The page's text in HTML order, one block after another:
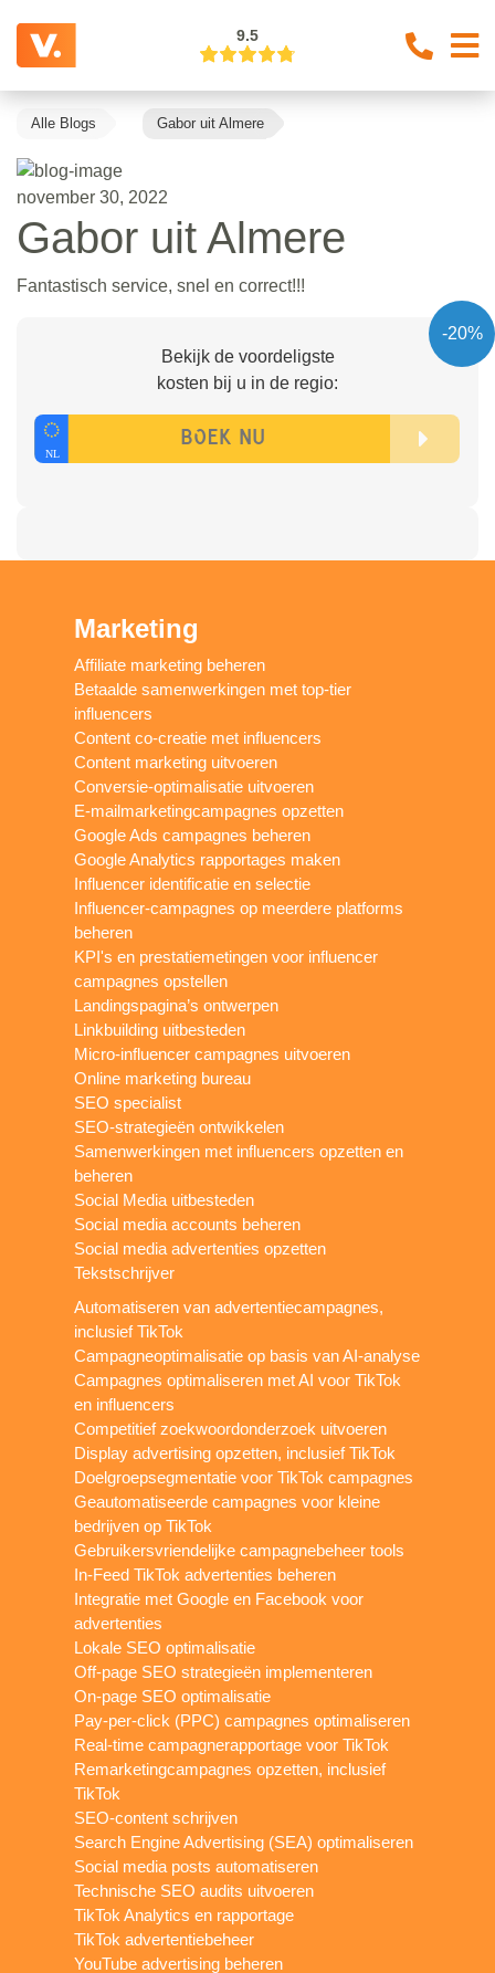
9.5
Alle Blogs Gabor uit Almere
november 30, 2022
Gabor uit Almere
Fantastisch service, snel en correct!!!
-20%
Bekijk de voordeligste
kosten bij u in de regio:
Marketing
Affiliate marketing beheren
Betaalde samenwerkingen met top-tier
influencers
Content co-creatie met influencers
Content marketing uitvoeren
Conversie-optimalisatie uitvoeren
E-mailmarketingcampagnes opzetten
Google Ads campagnes beheren
Google Analytics rapportages maken
Influencer identificatie en selectie
Influencer-campagnes op meerdere platforms
beheren
KPI's en prestatiemetingen voor influencer
campagnes opstellen
Landingspagina’s ontwerpen
Linkbuilding uitbesteden
Micro-influencer campagnes uitvoeren
Online marketing bureau
SEO specialist
SEO-strategieën ontwikkelen
Samenwerkingen met influencers opzetten en
beheren
Social Media uitbesteden
Social media accounts beheren
Social media advertenties opzetten
Tekstschrijver
Automatiseren van advertentiecampagnes,
inclusief TikTok
Campagneoptimalisatie op basis van AI-analyse
Campagnes optimaliseren met AI voor TikTok
en influencers
Competitief zoekwoordonderzoek uitvoeren
Display advertising opzetten, inclusief TikTok
Doelgroepsegmentatie voor TikTok campagnes
Geautomatiseerde campagnes voor kleine
bedrijven op TikTok
Gebruikersvriendelijke campagnebeheer tools
In-Feed TikTok advertenties beheren
Integratie met Google en Facebook voor
advertenties
Lokale SEO optimalisatie
Off-page SEO strategieën implementeren
On-page SEO optimalisatie
Pay-per-click (PPC) campagnes optimaliseren
Real-time campagnerapportage voor TikTok
Remarketingcampagnes opzetten, inclusief
TikTok
SEO-content schrijven
Search Engine Advertising (SEA) optimaliseren
Social media posts automatiseren
Technische SEO audits uitvoeren
TikTok Analytics en rapportage
TikTok advertentiebeheer
YouTube advertising beheren